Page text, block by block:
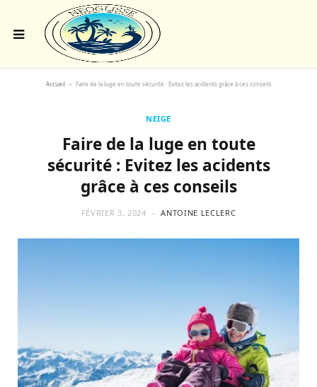
Accueil > Faire de la luge en toute sécurité : Evitez les acidents grâce à ces conseils
NEIGE
Faire de la luge en toute
sécurité : Evitez les acidents
grâce à ces conseils
FÉVRIER 3, 2024 ANTOINE LECLERC